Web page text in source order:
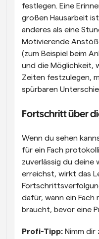
festlegen. Eine
großen Hausarbeit
anderes als eine
Motivierende
(zum Beispiel beim
und die Möglichkeit,
Zeiten festzulegen,
spürbaren
Fortschritt über
Wenn du sehen
für ein Fach
zuverlässig du deine
erreichst, wirkt das
dafür, wann ein Fach
braucht, bevor eine
Profi-Tipp: Nimm dir